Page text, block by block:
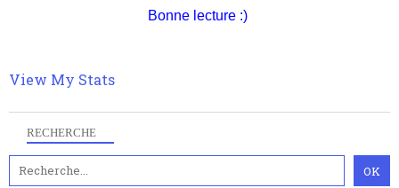
RECHERCHE
gratuite (2 mails par mois), commentez sans
hésitation, partagez le contenu sur les réseaux et si
Bonne lecture :)
View My Stats